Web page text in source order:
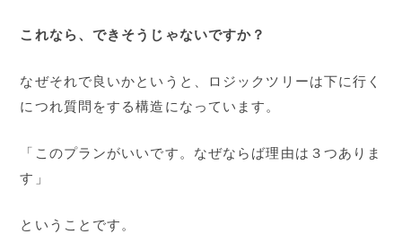
これなら、できそうじゃないですか？
なぜそれで良いかというと、ロジックツリーは下に行く
につれ質問をする構造になっています。
「このプランがいいです。なぜならば理由は３つありま
す」
ということです。